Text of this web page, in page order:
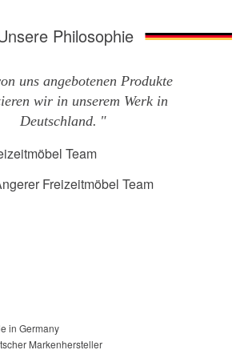
Philosophie
uns angebotenen Produkte
wir in unserem Werk in
Deutschland.
Freizeitmöbel Team
in Germany
Markenhersteller